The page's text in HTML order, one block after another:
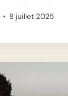
8 juillet 2025